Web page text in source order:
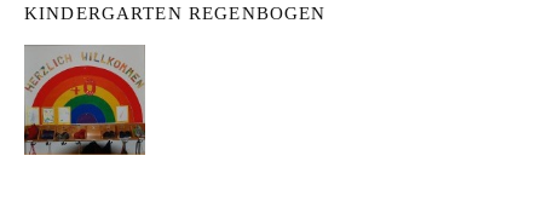
KINDERGARTEN REGENBOGEN